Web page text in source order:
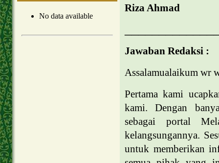
No data available
Riza Ahmad
Jawaban Redaksi :
Assalamualaikum wr
Pertama kami
kami. Dengan
sebagai portal
kelangsungannya.
untuk memberikan